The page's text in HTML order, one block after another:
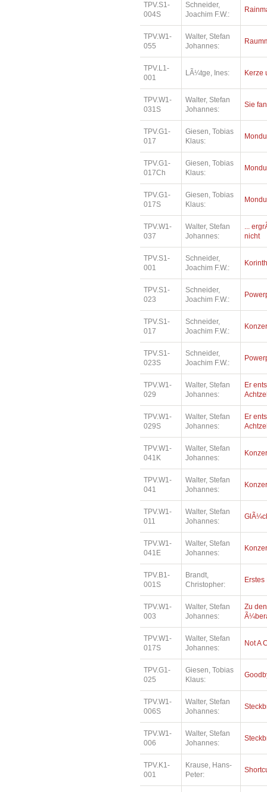
TPV.S1-
004S
Schneider,
Joachim F.W.:
TPV.W1-
055
Walter, Stefan
Johannes:
TPV.L1-
001
LÃ¼tge, Ines: Kerze
TPV.W1-
031S
Walter, Stefan
Johannes:
Sie
TPV.G1-
017
Giesen, Tobias
Klaus:
TPV.G1-
017Ch
Giesen, Tobias
Klaus:
TPV.G1-
017S
Giesen, Tobias
Klaus:
TPV.W1-
037
Walter, Stefan
Johannes:
...
nicht
TPV.S1-
001
Schneider,
Joachim F.W.:
TPV.S1-
023
Schneider,
Joachim F.W.:
TPV.S1-
017
Schneider,
Joachim F.W.:
TPV.S1-
023S
Schneider,
Joachim F.W.:
TPV.W1-
029
Walter, Stefan
Johannes:
Er
TPV.W1-
029S
Walter, Stefan
Johannes:
Er
TPV.W1-
041K
Walter, Stefan
Johannes:
TPV.W1-
041
Walter, Stefan
Johannes:
TPV.W1-
011
Walter, Stefan
Johannes:
TPV.W1-
041E
Walter, Stefan
Johannes:
TPV.B1-
001S
Brandt,
Christopher:
TPV.W1-
003
Walter, Stefan
Johannes:
Zu
TPV.W1-
017S
Walter, Stefan
Johannes:
Not A
TPV.G1-
025
Giesen, Tobias
Klaus:
TPV.W1-
006S
Walter, Stefan
Johannes:
TPV.W1-
006
Walter, Stefan
Johannes:
TPV.K1-
001
Krause, Hans-
Peter: